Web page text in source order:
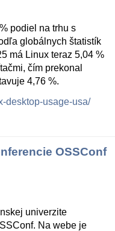
podiel na trhu s
globálnych štatistík
má Linux teraz 5,04 %
čím prekonal
4,76 %.
desktop-usage-usa/
OSSConf
univerzite
Na webe je